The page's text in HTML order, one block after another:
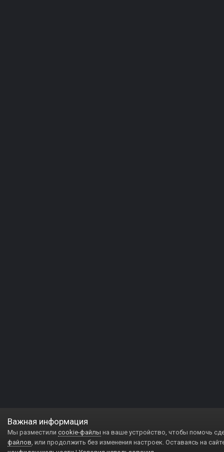
Важная информация
Мы разместили cookie-файлы на ваше устройство, чтобы помочь
файлов, или продолжить без изменения настроек. Оставаясь на